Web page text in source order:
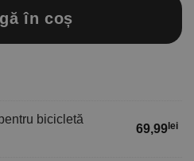
în coș
bicicletă
69,99 lei